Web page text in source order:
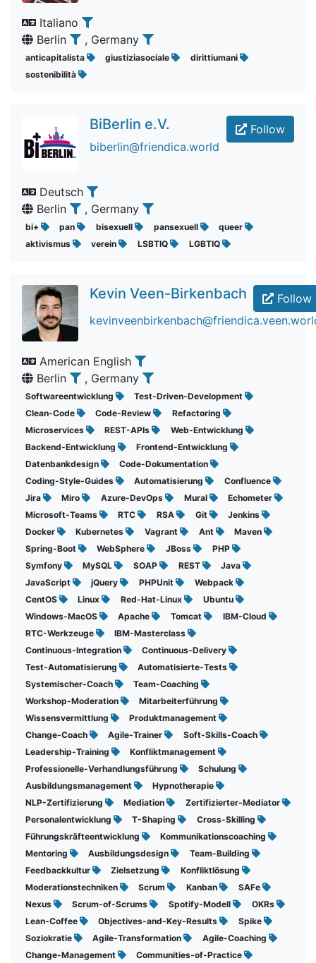
Italiano
Berlin
, Germany
anticapitalista giustiziasociale
dirittiumani
sostenibilità
Follow
BiBerlin e.V.
biberlin@friendica.world
Deutsch
Berlin
, Germany
bi+ pan bisexuell pansexuell
queer
aktivismus
verein LSBTIQ LGBTIQ
Follow
Kevin Veen-Birkenbach
American English
Berlin
, Germany
Softwareentwicklung
Test-Driven-Development
Clean-Code
Code-Review
Refactoring
Microservices
REST-APIs
Web-Entwicklung
Backend-Entwicklung
Frontend-Entwicklung
Datenbankdesign
Code-Dokumentation
Coding-Style-Guides
Automatisierung
Confluence
Jira
Miro Azure-DevOps Mural
Echometer
Microsoft-Teams
RTC RSA Git
Jenkins
Docker
Kubernetes Vagrant Ant
Maven
Spring-Boot
WebSphere JBoss
PHP
Symfony
MySQL SOAP REST
Java
JavaScript
jQuery PHPUnit
Webpack
CentOS
Linux Red-Hat-Linux
Ubuntu
Windows-MacOS
Apache Tomcat
IBM-Cloud
RTC-Werkzeuge
IBM-Masterclass
Continuous-Integration
Continuous-Delivery
Test-Automatisierung
Automatisierte-Tests
Systemischer-Coach
Team-Coaching
Workshop-Moderation
Mitarbeiterführung
Wissensvermittlung
Produktmanagement
Change-Coach
Agile-Trainer
Soft-Skills-Coach
Leadership-Training
Konfliktmanagement
Professionelle-Verhandlungsführung
Schulung
Ausbildungsmanagement
Hypnotherapie
NLP-Zertifizierung
Mediation
Zertifizierter-Mediator
Personalentwicklung
T-Shaping
Cross-Skilling
Führungskräfteentwicklung
Kommunikationscoaching
Mentoring
Ausbildungsdesign
Team-Building
Feedbackkultur
Zielsetzung
Konfliktlösung
Moderationstechniken
Scrum Kanban
SAFe
Nexus
Scrum-of-Scrums Spotify-Modell
OKRs
Lean-Coffee
Objectives-and-Key-Results
Spike
Soziokratie
Agile-Transformation
Agile-Coaching
Change-Management
Communities-of-Practice